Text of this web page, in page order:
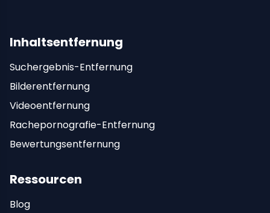
Inhaltsentfernung
Suchergebnis-Entfernung
Bilderentfernung
Videoentfernung
Rachepornografie-Entfernung
Bewertungsentfernung
Ressourcen
Blog